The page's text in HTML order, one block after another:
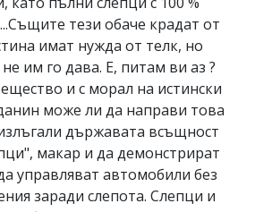
тези обаче крадат от
имат нужда от телк, но
им го дава. Е, питам ви аз ?
и с морал на истински
може ли да направи това
държавата всъщност
макар и да демонстрират
управляват автомобили без
заради слепота. Слепци и